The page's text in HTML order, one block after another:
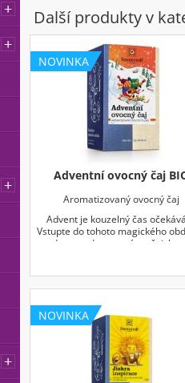
Další produkty v
Adventní ovocný čaj
Aromatizovaný ovocný čaj
Advent je kouzelný čas
Vstupte do tohoto magického
doprovodu ovocné směsi,
nám připomíná radostné
Vánoc a krásné vzpomínky
svátků, se výborně hodí ke
příjemných podzimních a
večerů.
18 nálevových sáčků à 2,8 g
NOVINKA
NOVINKA